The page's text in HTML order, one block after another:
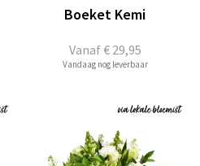
Vanaf€ 29,95
Boeket Kemi
Vandaag nog leverbaar